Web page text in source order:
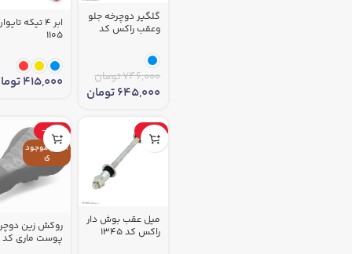
گلگیر دوچرخه جلو
وعقب راکس کد
746,000تومان
645,000تومان
ابر 4 تیکه
1105
415,000
-13%
میل عقب بوش دار
راکس کد 1345
-35%
اتمام موجود
ی
روکش زین
پوست ماری کد 143